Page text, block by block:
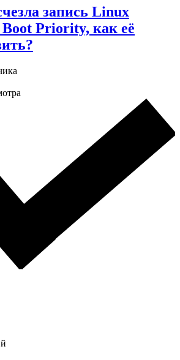
запись Linux
Priority, как её